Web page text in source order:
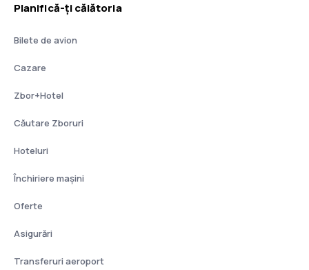
Planifică-ți călătoria
Bilete de avion
Cazare
Zbor+Hotel
Căutare Zboruri
Hoteluri
Închiriere mașini
Oferte
Asigurări
Transferuri aeroport